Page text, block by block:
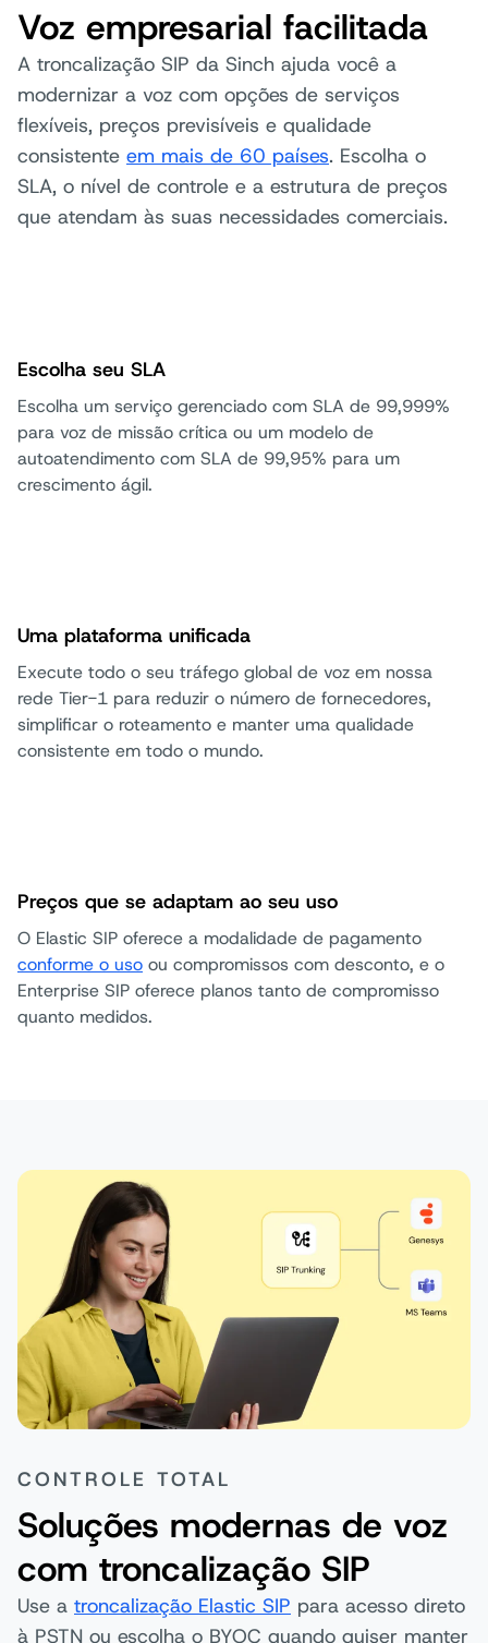
Voz empresarial facilitada
A troncalização SIP da Sinch ajuda você a
modernizar a voz com opções de serviços
flexíveis, preços previsíveis e qualidade
consistente em mais de 60 países. Escolha o
SLA, o nível de controle e a estrutura de preços
que atendam às suas necessidades comerciais.
Escolha seu SLA
Escolha um serviço gerenciado com SLA de 99,999%
para voz de missão crítica ou um modelo de
autoatendimento com SLA de 99,95% para um
crescimento ágil.
Uma plataforma unificada
Execute todo o seu tráfego global de voz em nossa
rede Tier-1 para reduzir o número de fornecedores,
simplificar o roteamento e manter uma qualidade
consistente em todo o mundo.
Preços que se adaptam ao seu uso
O Elastic SIP oferece a modalidade de pagamento
conforme o uso ou compromissos com desconto, e o
Enterprise SIP oferece planos tanto de compromisso
quanto medidos.
CONTROLE TOTAL
Soluções modernas de voz
com troncalização SIP
Use a troncalização Elastic SIP para acesso direto
à PSTN ou escolha o BYOC quando quiser manter